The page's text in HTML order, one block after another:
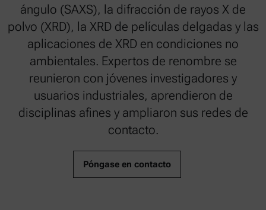
ángulo (SAXS), la difracción de rayos X de
polvo (XRD), la XRD de películas delgadas y las
aplicaciones de XRD en condiciones no
ambientales. Expertos de renombre se
reunieron con jóvenes investigadores y
usuarios industriales, aprendieron de
disciplinas afines y ampliaron sus redes de
contacto.
Póngase en contacto